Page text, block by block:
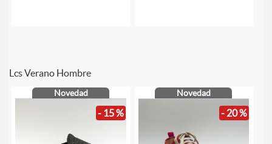
Lcs Verano Hombre
Novedad
- 15 %
Novedad
- 20 %